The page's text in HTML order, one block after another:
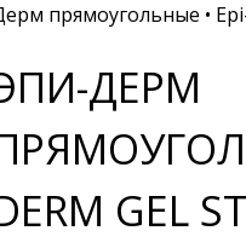
прямоугольные •
ДЕРМ
GEL